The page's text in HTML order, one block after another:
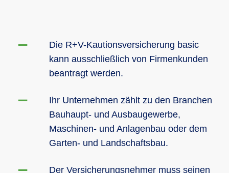
Die R+V-Kautionsversicherung basic
kann ausschließlich von Firmenkunden
beantragt werden.
Ihr Unternehmen zählt zu den Branchen
Bauhaupt- und Ausbaugewerbe,
Maschinen- und Anlagenbau oder dem
Garten- und Landschaftsbau.
Der Versicherungsnehmer muss seinen